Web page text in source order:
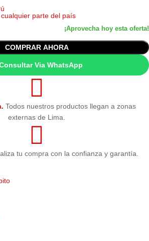
parte del país
COMPRAR AHORA
Via WhatsApp
Todos nuestros productos llegan a zonas
externas de Lima.
tu compra con la confianza y garantía.